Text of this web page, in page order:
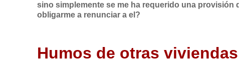
sino simplemente se me ha requerido una
obligarme a renunciar a el?
Humos de otras viviendas